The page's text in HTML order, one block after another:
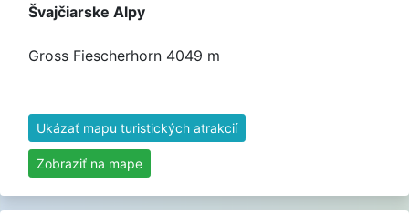
Švajčiarske Alpy
Gross Fiescherhorn 4049 m
Ukázať mapu turistických atrakcií
Zobraziť na mape